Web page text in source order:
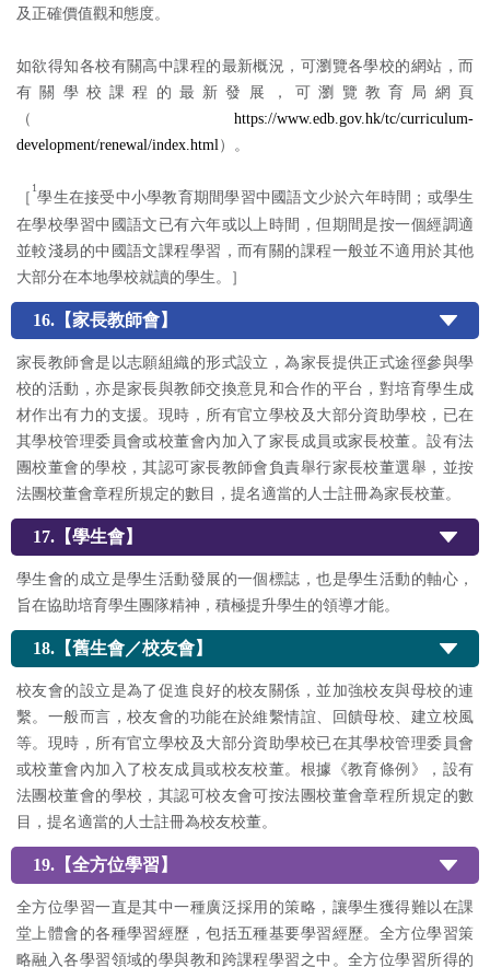
及正確價值觀和態度。
如欲得知各校有關高中課程的最新概況，可瀏覽各學校的網站，而
有關學校課程的最新發展，可瀏覽教育局網頁
（ https://www.edb.gov.hk/tc/curriculum-
development/renewal/index.html）。
［
1
學生在接受中小學教育期間學習中國語文少於六年時間；或學生
在學校學習中國語文已有六年或以上時間，但期間是按一個經調適
並較淺易的中國語文課程學習，而有關的課程一般並不適用於其他
大部分在本地學校就讀的學生。］
16.【家長教師會】
家長教師會是以志願組織的形式設立，為家長提供正式途徑參與學
校的活動，亦是家長與教師交換意見和合作的平台，對培育學生成
材作出有力的支援。現時，所有官立學校及大部分資助學校，已在
其學校管理委員會或校董會內加入了家長成員或家長校董。設有法
團校董會的學校，其認可家長教師會負責舉行家長校董選舉，並按
法團校董會章程所規定的數目，提名適當的人士註冊為家長校董。
17.【學生會】
學生會的成立是學生活動發展的一個標誌，也是學生活動的軸心，
旨在協助培育學生團隊精神，積極提升學生的領導才能。
18.【舊生會／校友會】
校友會的設立是為了促進良好的校友關係，並加強校友與母校的連
繫。一般而言，校友會的功能在於維繫情誼、回饋母校、建立校風
等。現時，所有官立學校及大部分資助學校已在其學校管理委員會
或校董會內加入了校友成員或校友校董。根據《教育條例》，設有
法團校董會的學校，其認可校友會可按法團校董會章程所規定的數
目，提名適當的人士註冊為校友校董。
19.【全方位學習】
全方位學習一直是其中一種廣泛採用的策略，讓學生獲得難以在課
堂上體會的各種學習經歷，包括五種基要學習經歷。全方位學習策
略融入各學習領域的學與教和跨課程學習之中。全方位學習所得的